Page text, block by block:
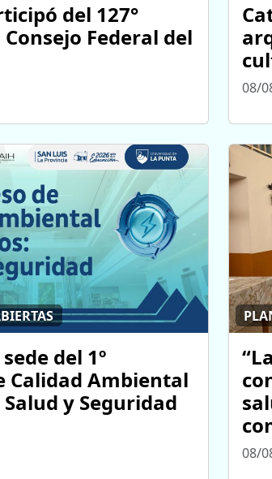
del 127°
Federal del
08/
del 1º
Calidad Ambiental
y Seguridad
08/